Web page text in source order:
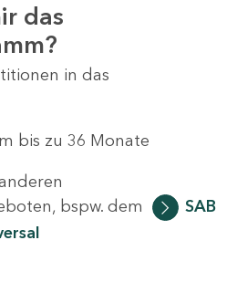
das
in das
bis zu 36 Monate
bspw. dem
SAB